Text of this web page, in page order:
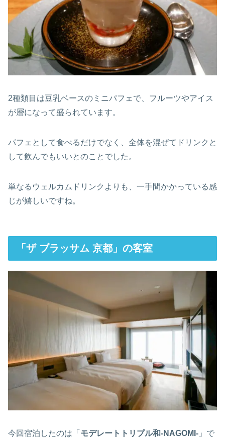
2種類目は豆乳ベースのミニパフェで、フルーツやアイス
が層になって盛られています。
パフェとして食べるだけでなく、全体を混ぜてドリンクと
して飲んでもいいとのことでした。
単なるウェルカムドリンクよりも、一手間かかっている感
じが嬉しいですね。
「ザ ブラッサム 京都」の客室
今回宿泊したのは「 モデレートトリプル和-NAGOMI- 」で